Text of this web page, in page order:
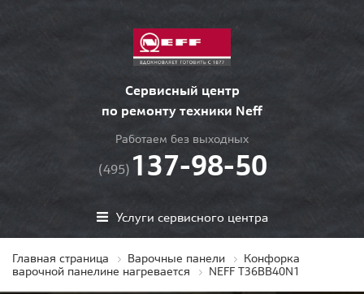
Сервисный центр
по ремонту техники Neff
Работаем без выходных
(495) 137-98-50
Услуги сервисного центра
Главная страница Варочные панели
Конфорка
варочной панелине нагревается
NEFF T36BB40N1